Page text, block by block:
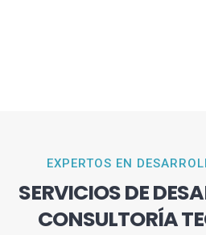
EXPERTOS EN
SERVICIOS DE
CONSULTORÍA